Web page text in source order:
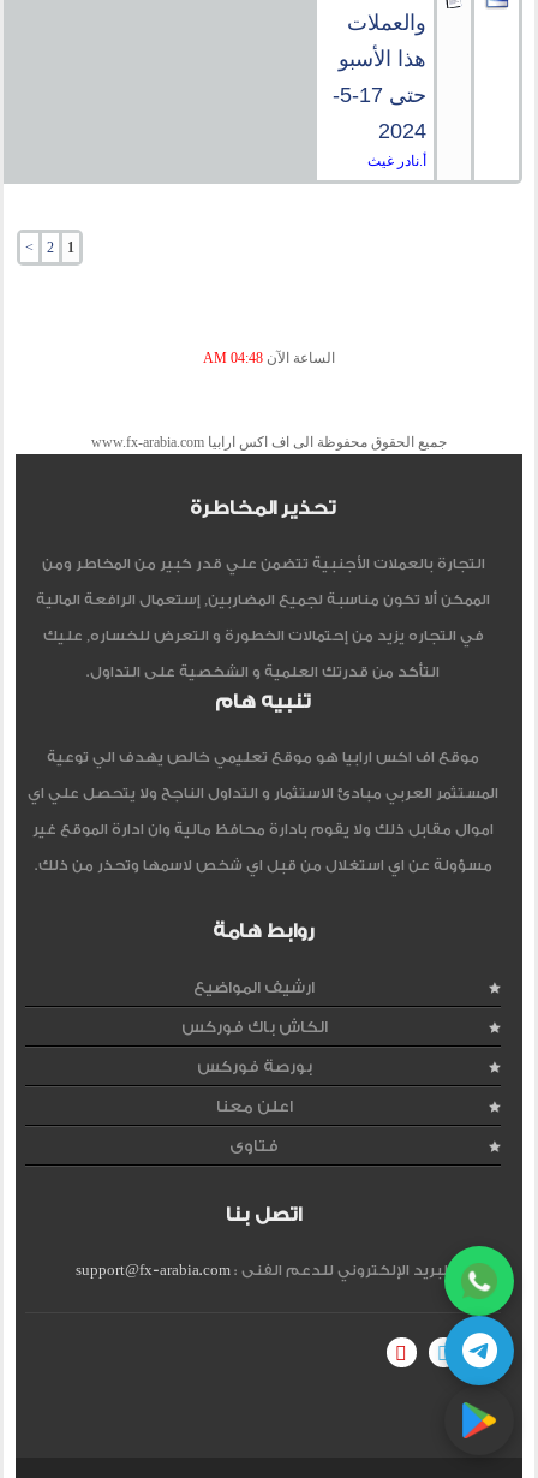
والعملات
هذا الأسبو
حتى 17-5-
2024
أ.نادر غيث
1
2
>
الساعة الآن 04:48 AM
جميع الحقوق محفوظة الى اف اكس ارابيا www.fx-arabia.com
تحذير المخاطرة
التجارة بالعملات الأجنبية تتضمن علي قدر كبير من المخاطر ومن
الممكن ألا تكون مناسبة لجميع المضاربين, إستعمال الرافعة المالية
في التجاره يزيد من إحتمالات الخطورة و التعرض للخساره, عليك
التأكد من قدرتك العلمية و الشخصية على التداول.
تنبيه هام
موقع اف اكس ارابيا هو موقع تعليمي خالص يهدف الي توعية
المستثمر العربي مبادئ الاستثمار و التداول الناجح ولا يتحصل علي اي
اموال مقابل ذلك ولا يقوم بادارة محافظ مالية وان ادارة الموقع غير
مسؤولة عن اي استغلال من قبل اي شخص لاسمها وتحذر من ذلك.
روابط هامة
ارشيف المواضيع
الكاش باك فوركس
بورصة فوركس
اعلن معنا
فتاوى
اتصل بنا
البريد الإلكتروني للدعم الفنى :support@fx-arabia.com